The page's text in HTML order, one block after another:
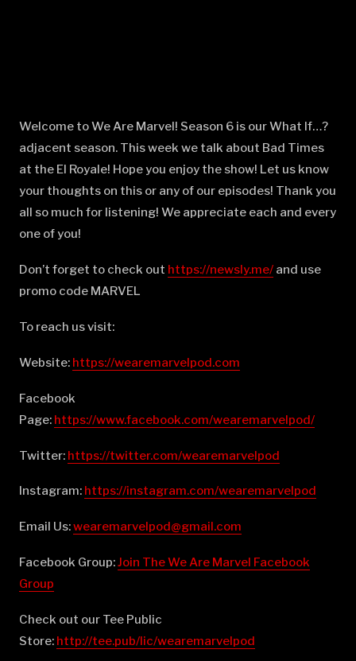
Welcome to We Are Marvel! Season 6 is our What If…?
adjacent season. This week we talk about Bad Times
at the El Royale! Hope you enjoy the show! Let us know
your thoughts on this or any of our episodes! Thank you
all so much for listening! We appreciate each and every
one of you!
Don’t forget to check out ⁠⁠⁠⁠⁠⁠⁠⁠⁠⁠⁠⁠⁠⁠⁠⁠⁠⁠⁠⁠⁠⁠⁠⁠⁠⁠⁠⁠⁠⁠⁠⁠⁠⁠⁠⁠⁠⁠⁠⁠⁠⁠⁠⁠⁠⁠⁠⁠⁠https://newsly.me/⁠⁠⁠⁠⁠⁠⁠⁠⁠⁠⁠⁠⁠⁠⁠⁠⁠⁠⁠⁠⁠⁠⁠⁠⁠⁠⁠⁠⁠⁠⁠⁠⁠⁠⁠⁠⁠⁠⁠⁠⁠⁠⁠⁠⁠⁠⁠⁠⁠ and use
promo code MARVEL
To reach us visit:
Website: ⁠⁠⁠⁠⁠⁠⁠⁠⁠⁠⁠⁠⁠⁠⁠⁠⁠⁠⁠⁠⁠⁠⁠⁠⁠⁠⁠⁠⁠⁠⁠⁠⁠⁠⁠⁠⁠⁠⁠⁠⁠⁠⁠⁠⁠⁠⁠⁠⁠https://wearemarvelpod.com⁠⁠⁠⁠⁠⁠⁠⁠⁠⁠⁠⁠⁠⁠⁠⁠⁠⁠⁠⁠⁠⁠⁠⁠⁠⁠⁠⁠⁠⁠⁠⁠⁠⁠⁠⁠⁠⁠⁠⁠⁠⁠⁠⁠⁠⁠⁠⁠⁠
Facebook
Page: ⁠⁠⁠⁠⁠⁠⁠⁠⁠⁠⁠⁠⁠⁠⁠⁠⁠⁠⁠⁠⁠⁠⁠⁠⁠⁠⁠⁠⁠⁠⁠⁠⁠⁠⁠⁠⁠⁠⁠⁠⁠⁠⁠⁠⁠⁠⁠⁠⁠https://www.facebook.com/wearemarvelpod/⁠⁠⁠⁠⁠⁠⁠⁠⁠⁠⁠⁠⁠⁠⁠⁠⁠⁠⁠⁠⁠⁠⁠⁠⁠⁠⁠⁠⁠⁠⁠⁠⁠⁠⁠⁠⁠⁠⁠⁠⁠⁠⁠⁠⁠⁠⁠⁠⁠
Twitter: ⁠⁠⁠⁠⁠⁠⁠⁠⁠⁠⁠⁠⁠⁠⁠⁠⁠⁠⁠⁠⁠⁠⁠⁠⁠⁠⁠⁠⁠⁠⁠⁠⁠⁠⁠⁠⁠⁠⁠⁠⁠⁠⁠⁠⁠⁠⁠⁠⁠https://twitter.com/wearemarvelpod⁠⁠⁠⁠⁠⁠⁠⁠⁠⁠⁠⁠⁠⁠⁠⁠⁠⁠⁠⁠⁠⁠⁠⁠⁠⁠⁠⁠⁠⁠⁠⁠⁠⁠⁠⁠⁠⁠⁠⁠⁠⁠⁠⁠⁠⁠⁠⁠⁠
Instagram: ⁠⁠⁠⁠⁠⁠⁠⁠⁠⁠⁠⁠⁠⁠⁠⁠⁠⁠⁠⁠⁠⁠⁠⁠⁠⁠⁠⁠⁠⁠⁠⁠⁠⁠⁠⁠⁠⁠⁠⁠⁠⁠⁠⁠⁠⁠⁠⁠⁠https://instagram.com/wearemarvelpod⁠⁠⁠⁠⁠⁠⁠⁠⁠⁠⁠⁠⁠⁠⁠⁠⁠⁠⁠⁠⁠⁠⁠⁠⁠⁠⁠⁠⁠⁠⁠⁠⁠⁠⁠⁠⁠⁠⁠⁠⁠⁠⁠⁠⁠⁠⁠⁠⁠
Email Us:⁠⁠⁠⁠⁠⁠⁠⁠⁠⁠⁠⁠⁠⁠⁠⁠⁠⁠⁠⁠⁠⁠⁠⁠⁠⁠⁠⁠⁠⁠⁠⁠⁠⁠⁠⁠⁠⁠⁠⁠⁠⁠⁠⁠⁠⁠⁠⁠⁠wearemarvelpod@gmail.com⁠⁠⁠⁠⁠⁠⁠⁠⁠⁠⁠⁠⁠⁠⁠⁠⁠⁠⁠⁠⁠⁠⁠⁠⁠⁠⁠⁠⁠⁠⁠⁠⁠⁠⁠⁠⁠⁠⁠⁠⁠⁠⁠⁠⁠⁠⁠⁠⁠
Facebook Group:⁠⁠⁠⁠⁠⁠⁠⁠⁠⁠⁠⁠⁠⁠⁠⁠⁠⁠⁠⁠⁠⁠⁠⁠⁠⁠⁠⁠⁠⁠⁠⁠⁠⁠⁠⁠⁠⁠⁠⁠⁠⁠⁠⁠⁠⁠⁠⁠⁠Join The We Are Marvel Facebook
Group⁠⁠⁠⁠⁠⁠⁠⁠⁠⁠⁠⁠⁠⁠⁠⁠⁠⁠⁠⁠⁠⁠⁠⁠⁠⁠⁠⁠⁠⁠⁠⁠⁠⁠⁠⁠⁠⁠⁠⁠⁠⁠⁠⁠⁠⁠⁠⁠⁠
Check out our Tee Public
Store: ⁠⁠⁠⁠⁠⁠⁠⁠⁠⁠⁠⁠⁠⁠⁠⁠⁠⁠⁠⁠⁠⁠⁠⁠⁠⁠⁠⁠⁠⁠⁠⁠⁠⁠⁠⁠⁠⁠⁠⁠⁠⁠⁠⁠⁠⁠⁠⁠⁠http://tee.pub/lic/wearemarvelpod⁠